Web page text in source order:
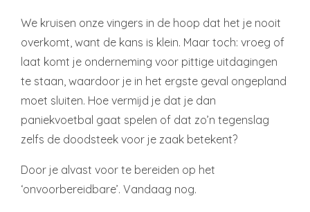
We kruisen onze vingers in de hoop dat het je nooit
overkomt, want de kans is klein. Maar toch: vroeg of
laat komt je onderneming voor pittige uitdagingen
te staan, waardoor je in het ergste geval ongepland
moet sluiten. Hoe vermijd je dat je dan
paniekvoetbal gaat spelen of dat zo’n tegenslag
zelfs de doodsteek voor je zaak betekent?
Door je alvast voor te bereiden op het
‘onvoorbereidbare’. Vandaag nog.